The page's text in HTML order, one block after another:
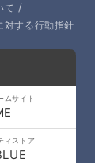
て /
対する行動指針
ムサイト
ィストア